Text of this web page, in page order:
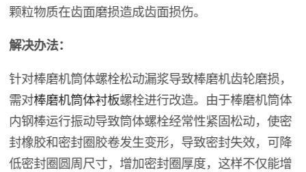
颗粒物质在齿面磨损造成齿面损伤。
解决办法：
针对棒磨机筒体螺栓松动漏浆导致棒磨机齿轮磨损，
需对棒磨机筒体衬板螺栓进行改造。由于棒磨机筒体
内钢棒运行振动导致筒体螺栓经常性紧固松动，使密
封橡胶和密封圈胶卷发生变形，导致密封失效，可降
低密封圈圆周尺寸，增加密封圈厚度，这样不仅能增